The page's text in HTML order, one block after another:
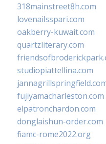
318mainstreet8h.com
lovenailsspari.com
oakberry-kuwait.com
quartzliterary.com
studiopiattellina.com
fujiyamacharleston.com
elpatronchardon.com
donglaishun-order.com
fiamc-rome2022.org